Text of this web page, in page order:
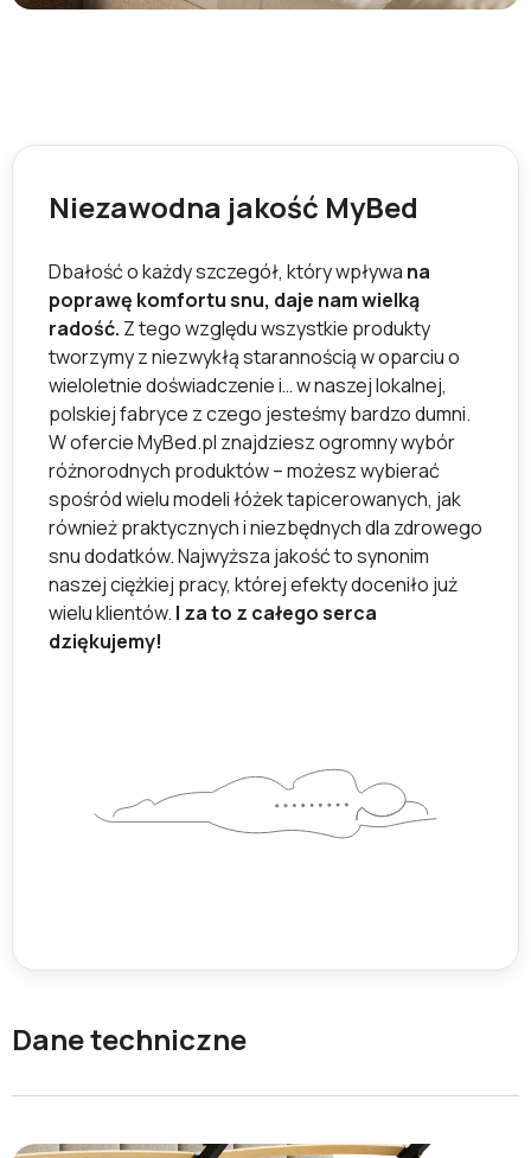
Niezawodna jakość MyBed
Dbałość o każdy szczegół, który wpływa na
poprawę komfortu snu, daje nam wielką
radość. Z tego względu wszystkie produkty
tworzymy z niezwykłą starannością w oparciu o
wieloletnie doświadczenie i… w naszej lokalnej,
polskiej fabryce z czego jesteśmy bardzo dumni.
W ofercie MyBed.pl znajdziesz ogromny wybór
różnorodnych produktów – możesz wybierać
spośród wielu modeli łóżek tapicerowanych, jak
również praktycznych i niezbędnych dla zdrowego
snu dodatków. Najwyższa jakość to synonim
naszej ciężkiej pracy, której efekty doceniło już
wielu klientów. I za to z całego serca
dziękujemy!
Dane techniczne